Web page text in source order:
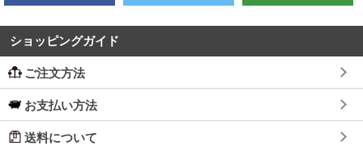
ショッピングガイド
ご注文方法
お支払い方法
送料について